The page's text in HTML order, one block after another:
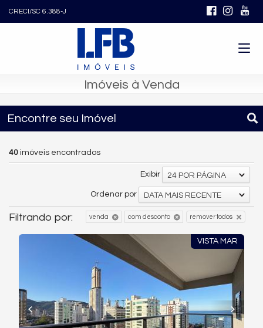
CRECI/SC 6.388-J
Imóveis à Venda
Encontre seu Imóvel
40 imóveis encontrados
Exibir 24 POR PÁGINA
Ordenar por DATA MAIS RECENTE
Filtrando por: venda com desconto remover todos
VISTA MAR